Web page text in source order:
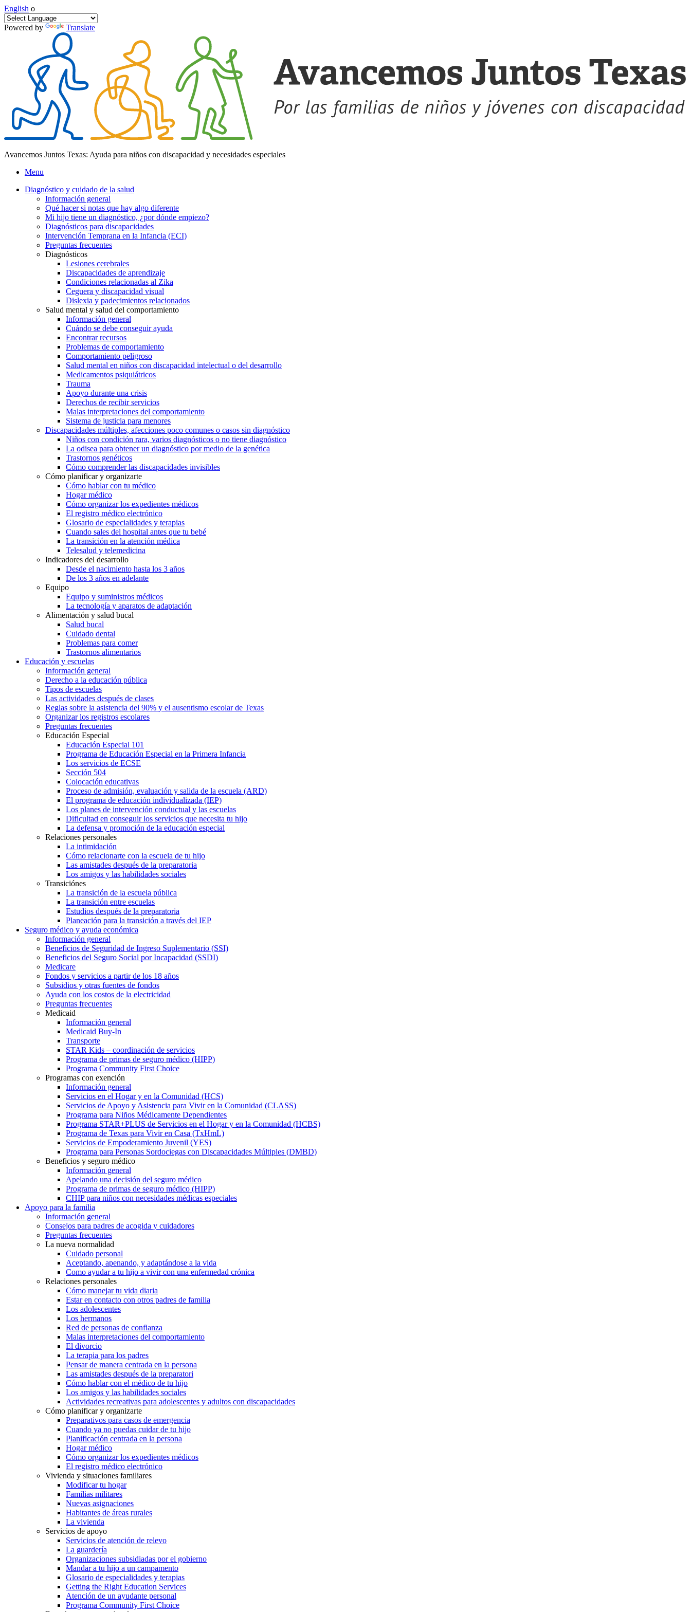
English o
Powered by Translate
Avancemos Juntos Texas: Ayuda para niños con discapacidad y necesidades especiales
Menu
Diagnóstico y cuidado de la salud
Información general
Qué hacer si notas que hay algo diferente
Mi hijo tiene un diagnóstico, ¿por dónde empiezo?
Diagnósticos para discapacidades
Intervención Temprana en la Infancia (ECI)
Preguntas frecuentes
Diagnósticos
Lesiones cerebrales
Discapacidades de aprendizaje
Condiciones relacionadas al Zika
Ceguera y discapacidad visual
Dislexia y padecimientos relacionados
Salud mental y salud del comportamiento
Información general
Cuándo se debe conseguir ayuda
Encontrar recursos
Problemas de comportamiento
Comportamiento peligroso
Salud mental en niños con discapacidad intelectual o del desarrollo
Medicamentos psiquiátricos
Trauma
Apoyo durante una crisis
Derechos de recibir servicios
Malas interpretaciones del comportamiento
Sistema de justicia para menores
Discapacidades múltiples, afecciones poco comunes o casos sin diagnóstico
Niños con condición rara, varios diagnósticos o no tiene diagnóstico
La odisea para obtener un diagnóstico por medio de la genética
Trastornos genéticos
Cómo comprender las discapacidades invisibles
Cómo planificar y organizarte
Cómo hablar con tu médico
Hogar médico
Cómo organizar los expedientes médicos
El registro médico electrónico
Glosario de especialidades y terapias
Cuando sales del hospital antes que tu bebé
La transición en la atención médica
Telesalud y telemedicina
Indicadores del desarrollo
Desde el nacimiento hasta los 3 años
De los 3 años en adelante
Equipo
Equipo y suministros médicos
La tecnología y aparatos de adaptación
Alimentación y salud bucal
Salud bucal
Cuidado dental
Problemas para comer
Trastornos alimentarios
Educación y escuelas
Información general
Derecho a la educación pública
Tipos de escuelas
Las actividades después de clases
Reglas sobre la asistencia del 90% y el ausentismo escolar de Texas
Organizar los registros escolares
Preguntas frecuentes
Educación Especial
Educación Especial 101
Programa de Educación Especial en la Primera Infancia
Los servicios de ECSE
Sección 504
Colocación educativas
Proceso de admisión, evaluación y salida de la escuela (ARD)
El programa de educación individualizada (IEP)
Los planes de intervención conductual y las escuelas
Dificultad en conseguir los servicios que necesita tu hijo
La defensa y promoción de la educación especial
Relaciones personales
La intimidación
Cómo relacionarte con la escuela de tu hijo
Las amistades después de la preparatoria
Los amigos y las habilidades sociales
Transiciónes
La transición de la escuela pública
La transición entre escuelas
Estudios después de la preparatoria
Planeación para la transición a través del IEP
Seguro médico y ayuda económica
Información general
Beneficios de Seguridad de Ingreso Suplementario (SSI)
Beneficios del Seguro Social por Incapacidad (SSDI)
Medicare
Fondos y servicios a partir de los 18 años
Subsidios y otras fuentes de fondos
Ayuda con los costos de la electricidad
Preguntas frecuentes
Medicaid
Información general
Medicaid Buy-In
Transporte
STAR Kids – coordinación de servicios
Programa de primas de seguro médico (HIPP)
Programa Community First Choice
Programas con exención
Información general
Servicios en el Hogar y en la Comunidad (HCS)
Servicios de Apoyo y Asistencia para Vivir en la Comunidad (CLASS)
Programa para Niños Médicamente Dependientes
Programa STAR+PLUS de Servicios en el Hogar y en la Comunidad (HCBS)
Programa de Texas para Vivir en Casa (TxHmL)
Servicios de Empoderamiento Juvenil (YES)
Programa para Personas Sordociegas con Discapacidades Múltiples (DMBD)
Beneficios y seguro médico
Información general
Apelando una decisión del seguro médico
Programa de primas de seguro médico (HIPP)
CHIP para niños con necesidades médicas especiales
Apoyo para la familia
Información general
Consejos para padres de acogida y cuidadores
Preguntas frecuentes
La nueva normalidad
Cuidado personal
Aceptando, apenando, y adaptándose a la vida
Como ayudar a tu hijo a vivir con una enfermedad crónica
Relaciones personales
Cómo manejar tu vida diaria
Estar en contacto con otros padres de familia
Los adolescentes
Los hermanos
Red de personas de confianza
Malas interpretaciones del comportamiento
El divorcio
La terapia para los padres
Pensar de manera centrada en la persona
Las amistades después de la preparatori
Cómo hablar con el médico de tu hijo
Los amigos y las habilidades sociales
Actividades recreativas para adolescentes y adultos con discapacidades
Cómo planificar y organizarte
Preparativos para casos de emergencia
Cuando ya no puedas cuidar de tu hijo
Planificación centrada en la persona
Hogar médico
Cómo organizar los expedientes médicos
El registro médico electrónico
Vivienda y situaciones familiares
Modificar tu hogar
Familias militares
Nuevas asignaciones
Habitantes de áreas rurales
La vivienda
Servicios de apoyo
Servicios de atención de relevo
La guardería
Organizaciones subsidiadas por el gobierno
Mandar a tu hijo a un campamento
Glosario de especialidades y terapias
Getting the Right Education Services
Atención de un ayudante personal
Programa Community First Choice